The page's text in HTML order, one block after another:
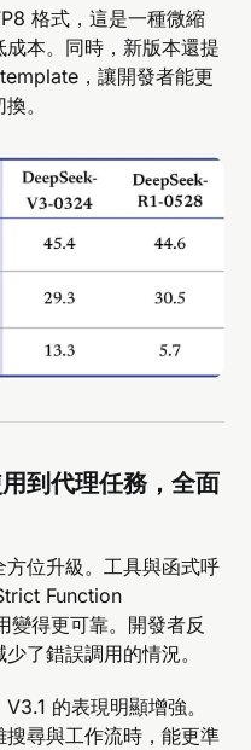
格式，這是一種微縮
本。同時，新版本還提
，讓開發者能更
。
到代理任務，全面
位升級。工具與函式呼
Function
變得更可靠。開發者反
了錯誤調用的情況。
的表現明顯增強。
尋與工作流時，能更準